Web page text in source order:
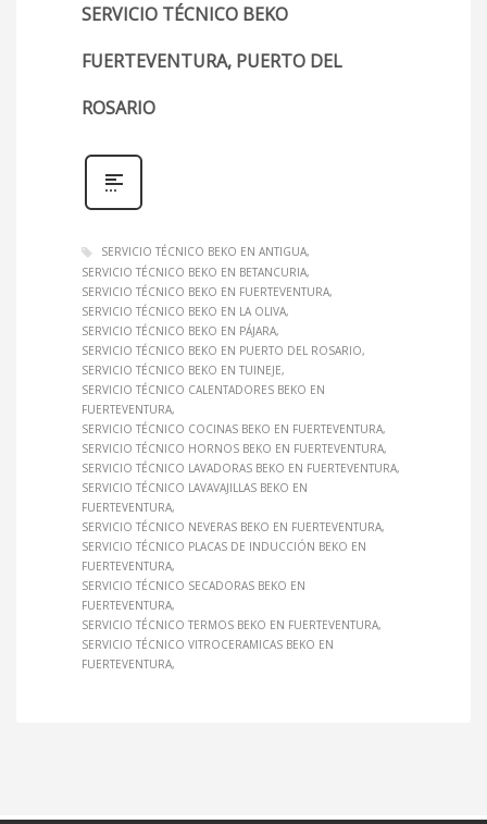
SERVICIO TÉCNICO BEKO
FUERTEVENTURA, PUERTO DEL
ROSARIO
SERVICIO TÉCNICO BEKO EN ANTIGUA
SERVICIO TÉCNICO BEKO EN BETANCURIA
SERVICIO TÉCNICO BEKO EN FUERTEVENTURA
SERVICIO TÉCNICO BEKO EN LA OLIVA
SERVICIO TÉCNICO BEKO EN PÁJARA
SERVICIO TÉCNICO BEKO EN PUERTO DEL ROSARIO
SERVICIO TÉCNICO BEKO EN TUINEJE
SERVICIO TÉCNICO CALENTADORES BEKO EN
FUERTEVENTURA
SERVICIO TÉCNICO COCINAS BEKO EN FUERTEVENTURA
SERVICIO TÉCNICO HORNOS BEKO EN FUERTEVENTURA
SERVICIO TÉCNICO LAVADORAS BEKO EN FUERTEVENTURA
SERVICIO TÉCNICO LAVAVAJILLAS BEKO EN
FUERTEVENTURA
SERVICIO TÉCNICO NEVERAS BEKO EN FUERTEVENTURA
SERVICIO TÉCNICO PLACAS DE INDUCCIÓN BEKO EN
FUERTEVENTURA
SERVICIO TÉCNICO SECADORAS BEKO EN
FUERTEVENTURA
SERVICIO TÉCNICO TERMOS BEKO EN FUERTEVENTURA
SERVICIO TÉCNICO VITROCERAMICAS BEKO EN
FUERTEVENTURA